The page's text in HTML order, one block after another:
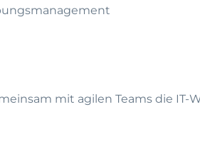
mit agilen Teams die IT-